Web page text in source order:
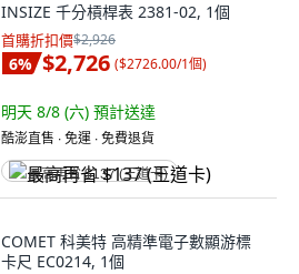
INSIZE 千分槓桿表 2381-02, 1個
首購折扣價$2,926
6% $2,726 ($2726.00/1個)
明天 8/8 (六) 預計送達
酷澎直售 ∙ 免運 ∙ 免費退貨
最高再省 $137 (王道卡)
COMET 科美特 高精準電子數顯游標
卡尺 EC0214, 1個